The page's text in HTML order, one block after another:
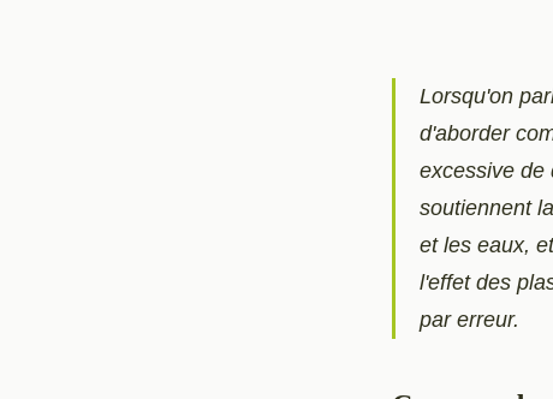
Lorsqu'on
d'aborder
excessive de
soutiennent
et les eaux,
l'effet des
par erreur.